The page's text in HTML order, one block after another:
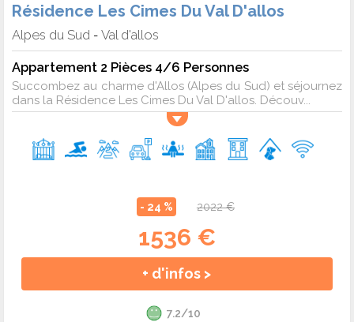
Résidence Les Cimes Du Val D'allos
Alpes du Sud - Val d'allos
Appartement 2 Pièces 4/6 Personnes
Succombez au charme d'Allos (Alpes du Sud) et séjournez
dans la Résidence Les Cimes Du Val D'allos. Découv...
- 24 % 2022 €
1536 €
+ d'infos >
7.2/10